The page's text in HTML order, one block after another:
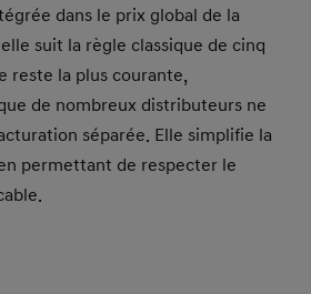
dans le prix global de la
suit la règle classique de cinq
reste la plus courante,
de nombreux distributeurs ne
séparée. Elle simplifie la
permettant de respecter le